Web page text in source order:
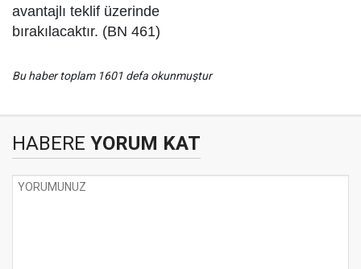
avantajlı teklif üzerinde
bırakılacaktır. (BN 461)
Bu haber toplam 1601 defa okunmuştur
HABERE YORUM KAT